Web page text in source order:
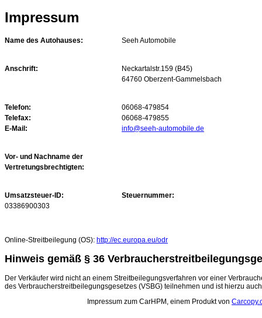
Impressum
Name des Autohauses: Seeh Automobile
Anschrift:
Neckartalstr.159 (B45)
64760 Oberzent-Gammelsbach
Telefon:
06068-479854
Telefax:
06068-479855
E-Mail:
info@seeh-automobile.de
Vor- und Nachname der
Vertretungsbrechtigten:
Umsatzsteuer-ID:
Steuernummer:
03386900303
Online-Streitbeilegung (OS): http://ec.europa.eu/odr
Hinweis gemäß § 36
Der Verkäufer wird nicht an einem Streitbeilegungsverfahren vor einer
des Verbraucherstreitbeilegungsgesetzes (VSBG) teilnehmen und ist hierzu
Impressum zum CarHPM, einem Produkt von